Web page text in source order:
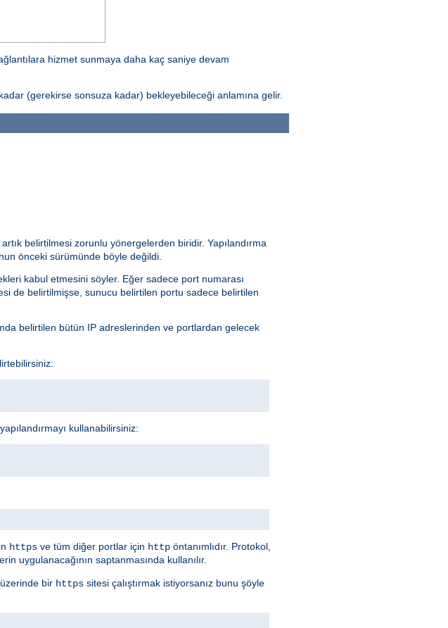
hizmet sunmaya daha kaç saniye devam
(gerekirse sonsuza kadar) bekleyebileceği anlamına gelir.
artık belirtilmesi zorunlu yönergelerden biridir. Yapılandırma
önceki sürümünde böyle değildi.
kabul etmesini söyler. Eğer sadece port numarası
de belirtilmişse, sunucu belirtilen portu sadece belirtilen
belirtilen bütün IP adreslerinden ve portlardan gelecek
kullanabilirsiniz:
https ve tüm diğer portlar için http öntanımlıdır. Protokol,
uygulanacağının saptanmasında kullanılır.
üzerinde bir https sitesi çalıştırmak istiyorsanız bunu şöyle